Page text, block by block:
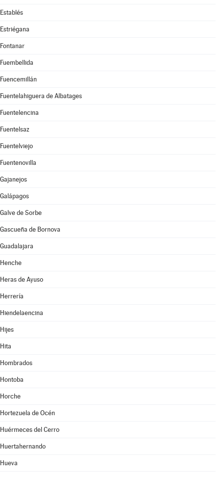
Establés
Estriégana
Fontanar
Fuembellida
Fuencemillán
Fuentelahiguera de Albatages
Fuentelencina
Fuentelsaz
Fuentelviejo
Fuentenovilla
Gajanejos
Galápagos
Galve de Sorbe
Gascueña de Bornova
Guadalajara
Henche
Heras de Ayuso
Herrería
Hiendelaencina
Hijes
Hita
Hombrados
Hontoba
Horche
Hortezuela de Océn
Huérmeces del Cerro
Huertahernando
Hueva